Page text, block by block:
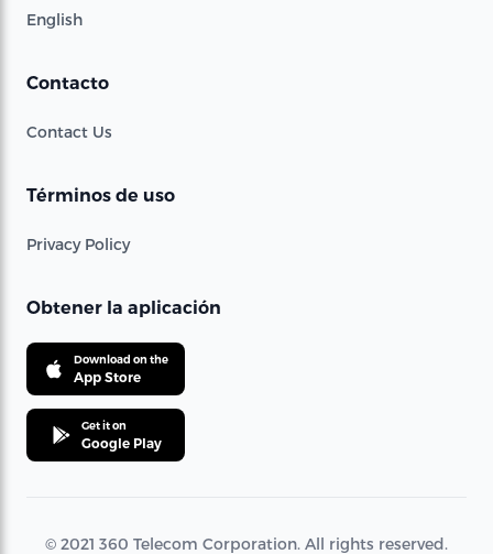
English
Contacto
Contact Us
Términos de uso
Privacy Policy
Obtener la aplicación
Download on the
App Store
Get it on
Google Play
© 2021 360 Telecom Corporation. All rights reserved.